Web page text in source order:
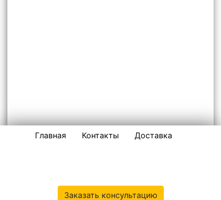
Главная Контакты Доставка
Заказать консультацию